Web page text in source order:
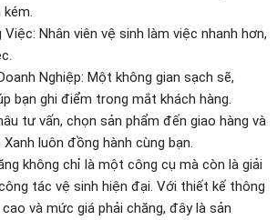
Việc: Nhân viên vệ sinh làm việc nhanh hơn,
Nghiệp: Một không gian sạch sẽ,
bạn ghi điểm trong mắt khách hàng.
tư vấn, chọn sản phẩm đến giao hàng và
luôn đồng hành cùng bạn.
không chỉ là một công cụ mà còn là giải
tác vệ sinh hiện đại. Với thiết kế thông
và mức giá phải chăng, đây là sản